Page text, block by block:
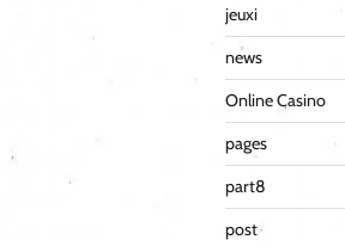
jeuxi
news
Online Casino
pages
part8
post